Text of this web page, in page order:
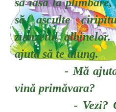
să asculte
zumzetul
ajuta să te alung.
- Mă ajutați,
vină primăvara?
- Vezi?